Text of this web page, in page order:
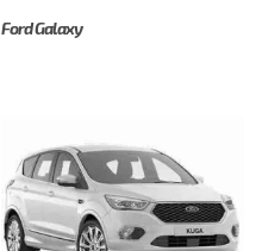
Ford Galaxy